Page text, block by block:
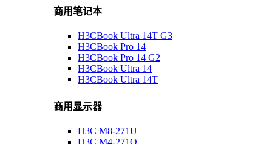
商用笔记本
H3CBook Ultra 14T G3
H3CBook Pro 14
H3CBook Pro 14 G2
H3CBook Ultra 14
H3CBook Ultra 14T
商用显示器
H3C M8-271U
H3C M4-271Q